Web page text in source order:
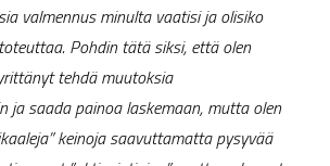
valmennus minulta vaatisi ja olisiko
Pohdin tätä siksi, että olen
tehdä muutoksia
ja saada painoa laskemaan, mutta olen
keinoja saavuttamatta pysyvää